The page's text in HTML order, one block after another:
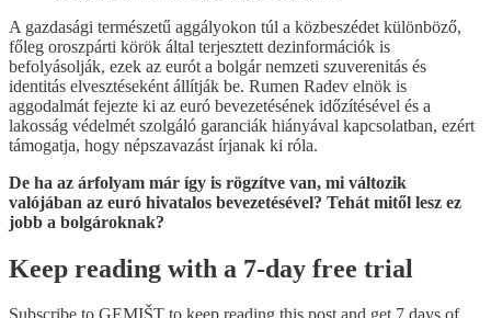
A gazdasági természetű aggályokon túl a közbeszédet különböző,
főleg oroszpárti körök által terjesztett dezinformációk is
befolyásolják, ezek az eurót a bolgár nemzeti szuverenitás és
identitás elvesztéseként állítják be. Rumen Radev elnök is
aggodalmát fejezte ki az euró bevezetésének időzítésével és a
lakosság védelmét szolgáló garanciák hiányával kapcsolatban, ezért
támogatja, hogy népszavazást írjanak ki róla.
De ha az árfolyam már így is rögzítve van, mi változik
valójában az euró hivatalos bevezetésével? Tehát mitől lesz ez
jobb a bolgároknak?
Keep reading with a 7-day free trial